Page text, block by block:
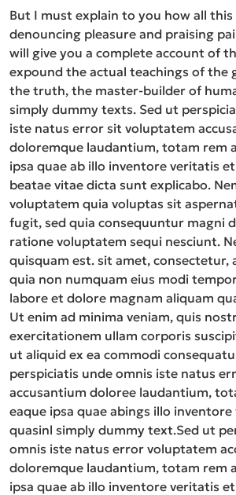
But I must explain to you how all
denouncing pleasure and praising
will give you a complete account of
expound the actual teachings of the
the truth, the master-builder of
simply dummy texts. Sed ut
iste natus error sit voluptatem
doloremque laudantium, totam rem
ipsa quae ab illo inventore veritatis
beatae vitae dicta sunt explicabo.
voluptatem quia voluptas sit
fugit, sed quia consequuntur magni
ratione voluptatem sequi nesciunt.
quisquam est. sit amet, consectetur,
quia non numquam eius modi
labore et dolore magnam aliquam
Ut enim ad minima veniam, quis
exercitationem ullam corporis
ut aliquid ex ea commodi
perspiciatis unde omnis iste natus
accusantium doloree laudantium,
eaque ipsa quae abings illo
quasinl simply dummy text.Sed ut
omnis iste natus error voluptatem
doloremque laudantium, totam rem
ipsa quae ab illo inventore veritatis